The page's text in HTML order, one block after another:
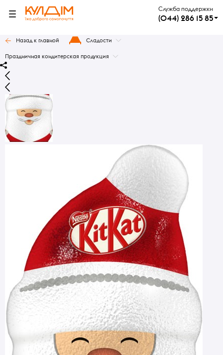
Служба поддержки
(044) 286 15 85
Назад к главной Сладости
Праздничная кондитерская продукция